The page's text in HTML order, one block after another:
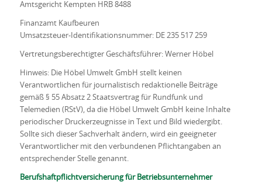
Amtsgericht Kempten HRB 8488
Finanzamt Kaufbeuren
Umsatzsteuer-Identifikationsnummer: DE 235 517 259
Vertretungsberechtigter Geschäftsführer: Werner Höbel
Hinweis: Die Höbel Umwelt GmbH stellt keinen
Verantwortlichen für journalistisch redaktionelle Beiträge
gemäß § 55 Absatz 2 Staatsvertrag für Rundfunk und
Telemedien (RStV), da die Höbel Umwelt GmbH keine Inhalte
periodischer Druckerzeugnisse in Text und Bild wiedergibt.
Sollte sich dieser Sachverhalt ändern, wird ein geeigneter
Verantwortlicher mit den verbundenen Pflichtangaben an
entsprechender Stelle genannt.
Berufshaftpflichtversicherung für Betriebsunternehmer